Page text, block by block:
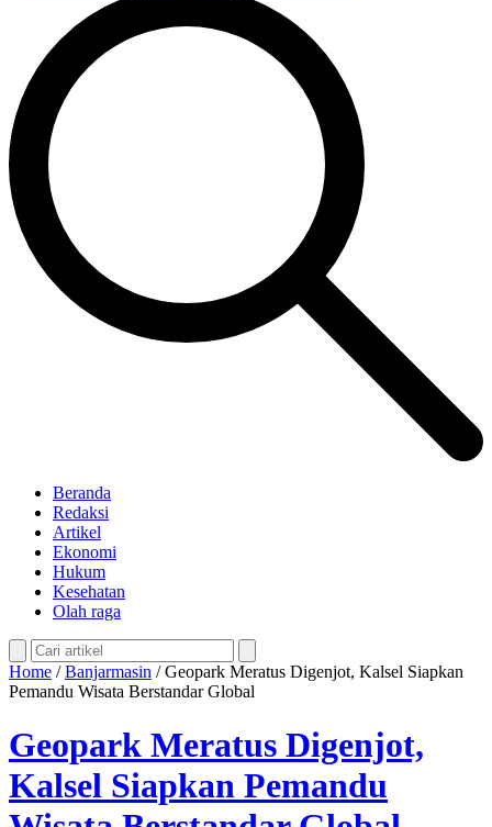
Beranda
Redaksi
Artikel
Ekonomi
Hukum
Kesehatan
Olah raga
Home /Banjarmasin /Geopark Meratus Digenjot, Kalsel Siapkan
Pemandu Wisata Berstandar Global
Geopark Meratus Digenjot,
Kalsel Siapkan Pemandu